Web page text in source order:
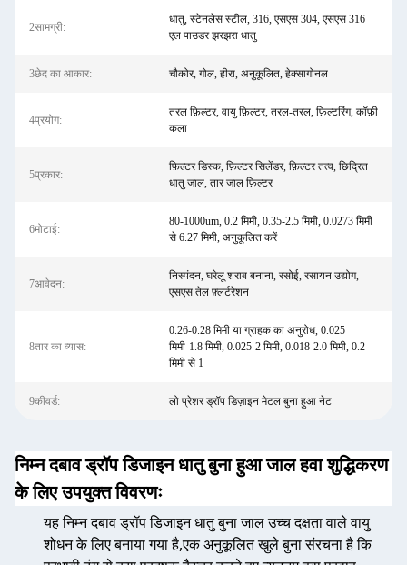
2सामग्री:
धातु, स्टेनलेस स्टील, 316, एसएस 304, एसएस 316
एल पाउडर झरझरा धातु
3छेद का आकार: चौकोर, गोल, हीरा, अनुकूलित, हेक्सागोनल
4प्रयोग:
तरल फ़िल्टर, वायु फ़िल्टर, तरल-तरल, फ़िल्टरिंग, कॉफ़ी
कला
5प्रकार:
फ़िल्टर डिस्क, फ़िल्टर सिलेंडर, फ़िल्टर तत्व, छिद्रित
धातु जाल, तार जाल फ़िल्टर
6मोटाई:
80-1000um, 0.2 मिमी, 0.35-2.5 मिमी, 0.0273 मिमी
से 6.27 मिमी, अनुकूलित करें
7आवेदन:
निस्पंदन, घरेलू शराब बनाना, रसोई, रसायन उद्योग,
एसएस तेल फ़्लर्टरेशन
8तार का व्यास:
0.26-0.28 मिमी या ग्राहक का अनुरोध, 0.025
मिमी-1.8 मिमी, 0.025-2 मिमी, 0.018-2.0 मिमी, 0.2
मिमी से 1
9कीवर्ड: लो प्रेशर ड्रॉप डिज़ाइन मेटल बुना हुआ नेट
निम्न दबाव ड्रॉप डिजाइन धातु बुना हुआ जाल हवा शुद्धिकरण
के लिए उपयुक्त विवरणः
यह निम्न दबाव ड्रॉप डिजाइन धातु बुना जाल उच्च दक्षता वाले वायु
शोधन के लिए बनाया गया है,एक अनुकूलित खुले बुना संरचना है कि